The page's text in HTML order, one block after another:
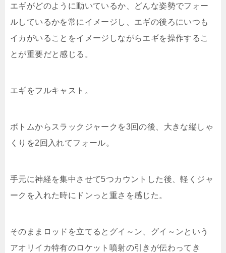
エギがどのように動いているか、どんな姿勢でフォー
ルしているかを常にイメージし、エギの後ろにいつも
イカがいることをイメージしながらエギを操作するこ
とが重要だと感じる。
エギをフルキャスト。
ボトムからスラックジャークを3回の後、大きな縦しゃ
くりを2回入れてフォール。
手元に神経を集中させて5つカウントした後、軽くジャ
ークを入れた時にドンっと重さを感じた。
そのままロッドを立てるとグイ～ン、グイ～ンという
アオリイカ特有のロケット噴射の引きが伝わってき